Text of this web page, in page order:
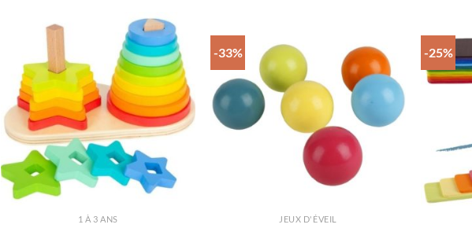
plusieurs
variations.
Les
options
peuvent
être
choisies
sur
la
du
1 À 3 ANS
-33%
JEUX D'ÉVEIL
-25%